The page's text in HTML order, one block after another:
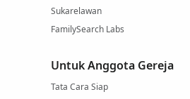
Sukarelawan
FamilySearch Labs
Untuk Anggota Gereja
Tata Cara Siap